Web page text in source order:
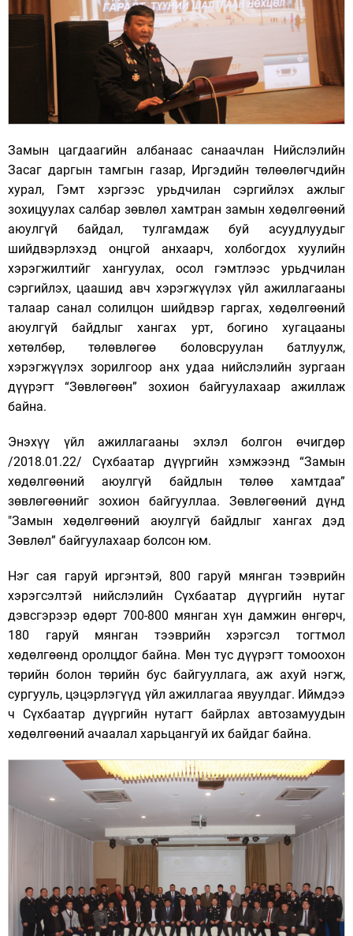
Замын цагдаагийн албанаас санаачлан Нийслэлийн
Засаг даргын тамгын газар, Иргэдийн төлөөлөгчдийн
хурал, Гэмт хэргээс урьдчилан сэргийлэх ажлыг
зохицуулах салбар зөвлөл хамтран замын хөдөлгөөний
аюулгүй байдал, тулгамдаж буй асуудлуудыг
шийдвэрлэхэд онцгой анхаарч, холбогдох хуулийн
хэрэгжилтийг хангуулах, осол гэмтлээс урьдчилан
сэргийлэх, цаашид авч хэрэгжүүлэх үйл ажиллагааны
талаар санал солилцон шийдвэр гаргах, хөдөлгөөний
аюулгүй байдлыг хангах урт, богино хугацааны
хөтөлбөр, төлөвлөгөө боловсруулан батлуулж,
хэрэгжүүлэх зорилгоор анх удаа нийслэлийн зургаан
дүүрэгт “Зөвлөгөөн” зохион байгуулахаар ажиллаж
байна.
Энэхүү үйл ажиллагааны эхлэл болгон өчигдөр
/2018.01.22/ Сүхбаатар дүүргийн хэмжээнд “Замын
хөдөлгөөний аюулгүй байдлын төлөө хамтдаа”
зөвлөгөөнийг зохион байгууллаа. Зөвлөгөөний дүнд
"Замын хөдөлгөөний аюулгүй байдлыг хангах дэд
Зөвлөл” байгуулахаар болсон юм.
Нэг сая гаруй иргэнтэй, 800 гаруй мянган тээврийн
хэрэгсэлтэй нийслэлийн Сүхбаатар дүүргийн нутаг
дэвсгэрээр өдөрт 700-800 мянган хүн дамжин өнгөрч,
180 гаруй мянган тээврийн хэрэгсэл тогтмол
хөдөлгөөнд оролцдог байна. Мөн тус дүүрэгт томоохон
төрийн болон төрийн бус байгууллага, аж ахуй нэгж,
сургууль, цэцэрлэгүүд үйл ажиллагаа явуулдаг. Иймдээ
ч Сүхбаатар дүүргийн нутагт байрлах автозамуудын
хөдөлгөөний ачаалал харьцангуй их байдаг байна.